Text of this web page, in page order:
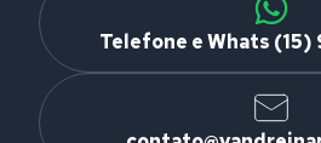
Telefone e Whats